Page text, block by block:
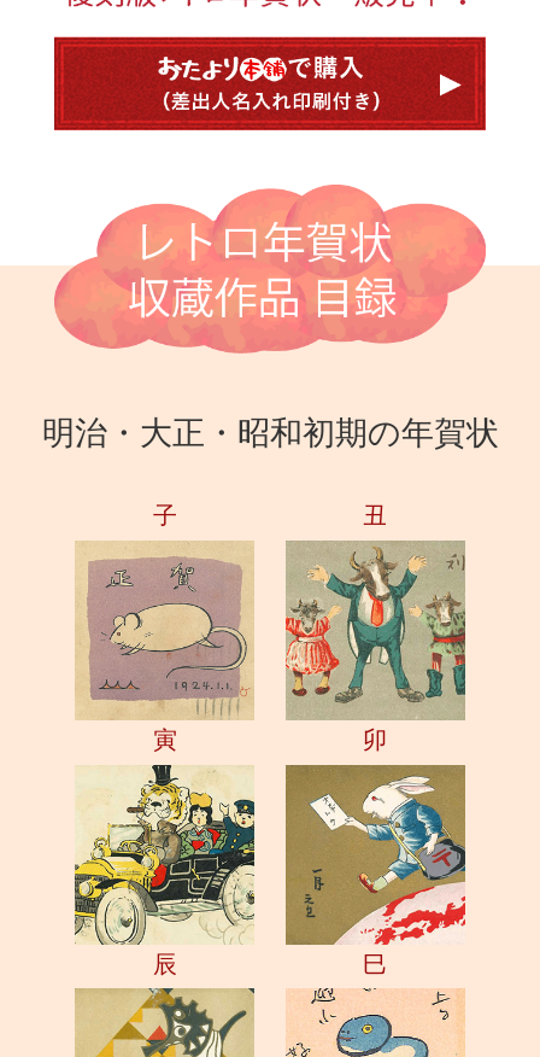
明治・大正・昭和初期の年賀状
子 丑
寅 卯
辰 巳